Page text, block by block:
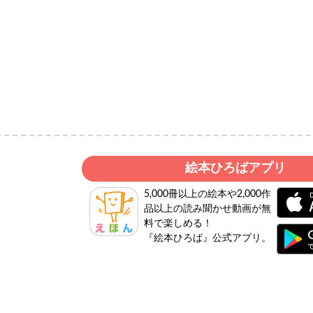
絵本ひろばアプリ
5,000冊以上の絵本や2,000作
品以上の読み聞かせ動画が無
料で楽しめる！
『絵本ひろば』公式アプリ。